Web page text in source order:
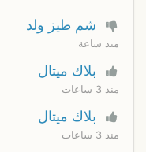
شم طيز ولد
منذ ساعة
بلاك ميتال
منذ 3 ساعات
بلاك ميتال
منذ 3 ساعات